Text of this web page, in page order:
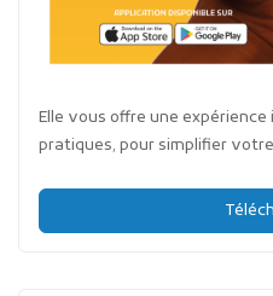
Elle vous offre une
pratiques, pour simplifier